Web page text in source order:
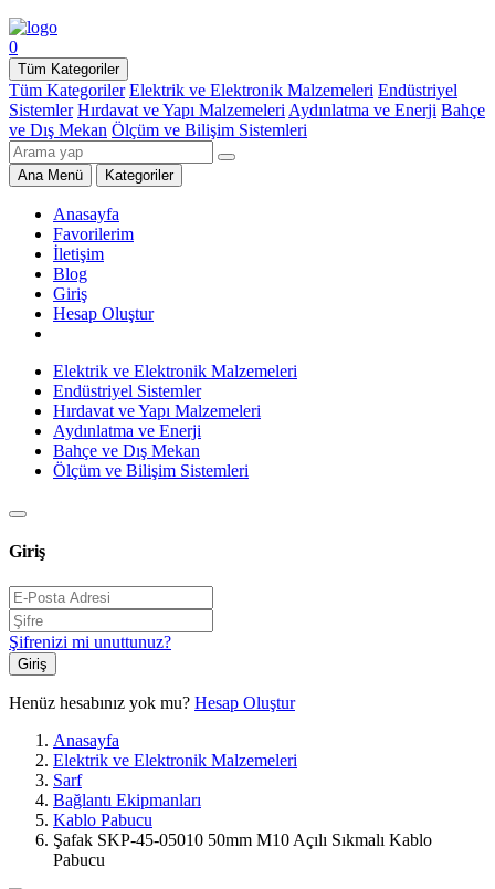
0
Tüm Kategoriler
Tüm Kategoriler Elektrik ve Elektronik Malzemeleri Endüstriyel
Sistemler Hırdavat ve Yapı Malzemeleri Aydınlatma ve Enerji Bahçe
ve Dış Mekan Ölçüm ve Bilişim Sistemleri
Ana Menü Kategoriler
Anasayfa
Favorilerim
İletişim
Blog
Giriş
Hesap Oluştur
Elektrik ve Elektronik Malzemeleri
Endüstriyel Sistemler
Hırdavat ve Yapı Malzemeleri
Aydınlatma ve Enerji
Bahçe ve Dış Mekan
Ölçüm ve Bilişim Sistemleri
Giriş
Şifrenizi mi unuttunuz?
Giriş
Henüz hesabınız yok mu? Hesap Oluştur
Anasayfa
Elektrik ve Elektronik Malzemeleri
Sarf
Bağlantı Ekipmanları
Kablo Pabucu
Şafak SKP-45-05010 50mm M10 Açılı Sıkmalı Kablo
Pabucu